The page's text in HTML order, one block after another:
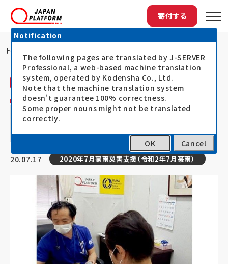
寄付する
トップ
活動レポート 災害人道医療支援会（HuMA）
HuMAによる「令和2年7月豪雨」の緊急初動
調査⑦ ～熊本県芦北町での診療・看護支援
～
20.07.17 2020年7月豪雨災害支援（令和2年7月豪雨）
Notification
The following pages are translated by J-SERVER
Professional, a web-based machine translation
system, operated by Kodensha Co., Ltd.
Note that the machine translation system
doesn't guarantee 100% correctness.
Some proper nouns might not be translated
correctly.
OK Cancel